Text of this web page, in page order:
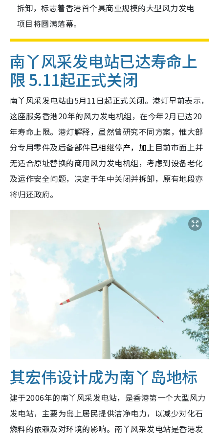
拆卸，标志着香港首个具商业规模的大型风力发电
项目将圆满落幕。
南丫风采发电站已达寿命上
限 5.11起正式关闭
南丫风采发电站由5月11日起正式关闭。港灯早前表示，
这座服务香港20年的风力发电机组，在今年2月已达20
年寿命上限。港灯解释，虽然曾研究不同方案，惟大部
分专用零件及后备部件已相继停产，加上目前市面上并
无适合原址替换的商用风力发电机组，考虑到设备老化
及运作安全问题，决定于年中关闭并拆卸，原有地段亦
将归还政府。
其宏伟设计成为南丫岛地标
建于2006年的南丫风采发电站，是香港第一个大型风力
发电站，主要为岛上居民提供洁净电力，以减少对化石
燃料的依赖及对环境的影响。南丫风采发电站是香港发